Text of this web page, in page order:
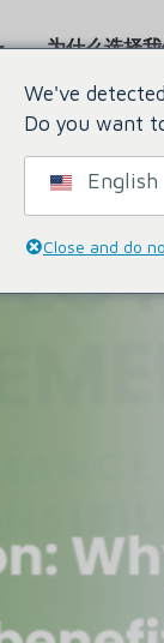
为什么选择
We've
Do you want
English
Close and do